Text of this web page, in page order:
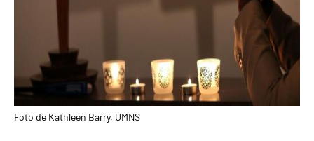
Foto de Kathleen Barry, UMNS